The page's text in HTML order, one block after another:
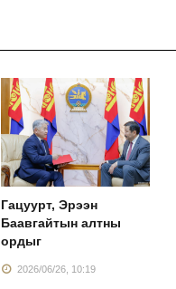
Гацуурт, Эрээн
Баавгайтын алтны
ордыг
2026/06/26, 10:19